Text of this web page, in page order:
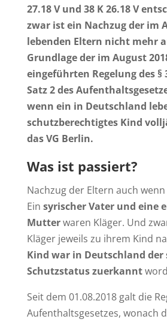
27.18 V und 38 K 26.18 V
zwar ist ein Nachzug der im
lebenden Eltern nicht mehr
Grundlage der im August
eingeführten Regelung des §
Satz 2 des
wenn ein in Deutschland
schutzberechtigtes Kind
das VG Berlin.
Was ist passiert?
Nachzug der Eltern auch
Ein syrischer Vater und eine
Mutterwaren Kläger. Und
Kläger jeweils zu ihrem Kind
Kind war in Deutschland der
Schutzstatus zuerkannt
Seit dem 01.08.2018 galt die
Aufenthaltsgesetzes, wonach